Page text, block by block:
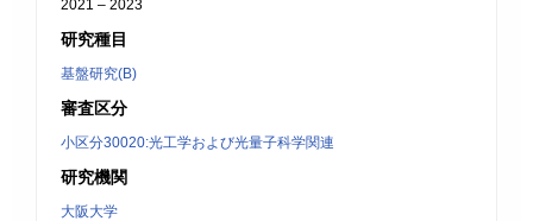
2021 – 2023
研究種目
基盤研究(B)
審査区分
小区分30020:光工学および光量子科学関連
研究機関
大阪大学